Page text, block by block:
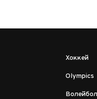
Хоккей
Olympics
Волейбол